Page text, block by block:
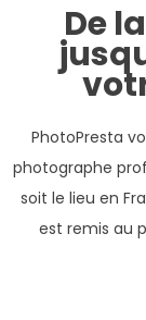
De
PhotoPresta
photographe
soit le lieu en
est remis au